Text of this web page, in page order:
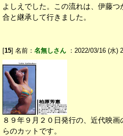
よしえでした。この流れは、伊藤
合と継承して行きました。
[15] 名前： 名無しさん ：2022/03/16 (水)
８９年９月２０日発行の、近代映
らのカットです。